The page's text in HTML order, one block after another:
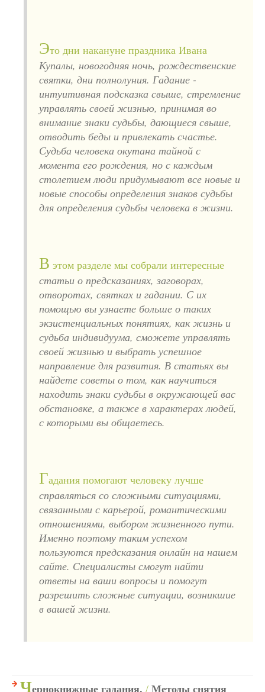
Это дни накануне праздника Ивана
Купалы, новогодняя ночь, рождественские
святки, дни полнолуния. Гадание -
интуитивная подсказка свыше, стремление
управлять своей жизнью, принимая во
внимание знаки судьбы, дающиеся свыше,
отводить беды и привлекать счастье.
Судьба человека окутана тайной с
момента его рождения, но с каждым
столетием люди придумывают все новые и
новые способы определения знаков судьбы
для определения судьбы человека в жизни.
В этом разделе мы собрали интересные
статьи о предсказаниях, заговорах,
отворотах, святках и гадании. С их
помощью вы узнаете больше о таких
экзистенциальных понятиях, как жизнь и
судьба индивидуума, сможете управлять
своей жизнью и выбрать успешное
направление для развития. В статьях вы
найдете советы о том, как научиться
находить знаки судьбы в окружающей вас
обстановке, а также в характерах людей,
с которыми вы общаетесь.
Гадания помогают человеку лучше
справляться со сложными ситуациями,
связанными с карьерой, романтическими
отношениями, выбором жизненного пути.
Именно поэтому таким успехом
пользуются предсказания онлайн на нашем
сайте. Специалисты смогут найти
ответы на ваши вопросы и помогут
разрешить сложные ситуации, возникшие
в вашей жизни.
Чернокнижные гадания. / Методы снятия